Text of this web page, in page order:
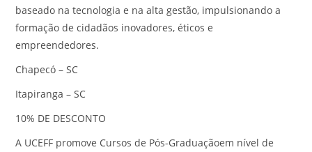
baseado na tecnologia e na alta gestão, impulsionando a
formação de cidadãos inovadores, éticos e
empreendedores.
Chapecó – SC
Itapiranga – SC
10% DE DESCONTO
A UCEFF promove Cursos de Pós-Graduaçãoem nível de